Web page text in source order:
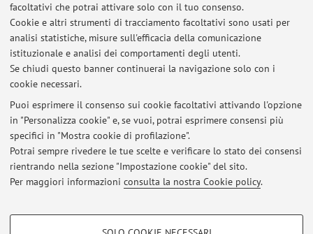
facoltativi che potrai attivare solo con il tuo consenso.
Cookie e altri strumenti di tracciamento facoltativi sono usati per
analisi statistiche, misure sull'efficacia della comunicazione
istituzionale e analisi dei comportamenti degli utenti.
Se chiudi questo banner continuerai la navigazione solo con i
cookie necessari.
Puoi esprimere il consenso sui cookie facoltativi attivando l'opzione
in "Personalizza cookie" e, se vuoi, potrai esprimere consensi più
specifici in "Mostra cookie di profilazione".
Potrai sempre rivedere le tue scelte e verificare lo stato dei consensi
rientrando nella sezione "Impostazione cookie" del sito.
Per maggiori informazioni consulta la nostra Cookie policy.
COOKIE DI PROFILAZIONE - FACOLTATIVI
90913 - DOWNSTREAM PROCESSES OF
11248 - IMPIANTI BIOTECNOLOGICI
Ultimi avvisi
Al momento non sono presenti avvisi.